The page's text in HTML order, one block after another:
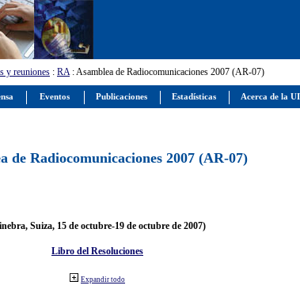
y reuniones : RA: Asamblea de Radiocomunicaciones 2007 (AR-07)
de Radiocomunicaciones 2007 (AR-07)
Suiza, 15 de octubre-19 de octubre de 2007)
Libro del Resoluciones
Expandir todo
Eventos Publicaciones Estadísticas Acerca de la